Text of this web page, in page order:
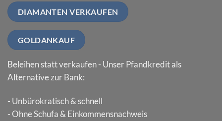
DIAMANTEN VERKAUFEN
GOLDANKAUF
Beleihen statt verkaufen - Unser Pfandkredit als
Alternative zur Bank:
- Unbürokratisch & schnell
- Ohne Schufa & Einkommensnachweis